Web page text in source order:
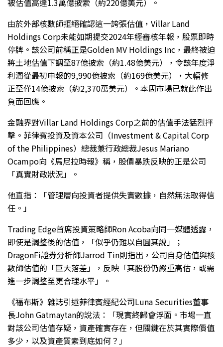
被估值高達1.3萬億披索（約220億美元）。
由於外部核數師拒絕確認這一誇張估值，Villar Land
Holdings Corp未能如期提交2024年經審核年報，股票即時
停牌。該公司前稱正是Golden MV Holdings Inc，最終被迫
將土地估值下調至87億披索（約1.48億美元），令該年度淨
利潤從最初申報的9,990億披索（約169億美元），大幅修
正至僅14億披索（約2,370萬美元）。本周市場已就此作出
負面回應。
金融界對Villar Land Holdings Corp之前的估值手法猛烈抨
擊。菲律賓投資及資本公司（Investment & Capital Corp
of the Philippines）總裁兼行政總裁Jesus Mariano
Ocampo向《馬尼拉時報》稱，股價暴跌反映的正是公司
「真實財政狀況」。
他直指：「管理層向投資者提供失實數據，自然無法取得信
任。」
Trading Edge首席投資策略師Ron Acoba向同一媒體透露，
即使是調整後的估值，「似乎仍難以自圓其說」；
DragonFi證券分析師Jarrod Tin則指出，公司自身估值與核
數師估值的「巨大落差」，反映「其股份仍嚴重高估，或需
進一步調整至更合理水平」。
《福布斯》雜誌引述菲律賓經紀公司Luna Securities董事
長John Gatmaytan的說法：「現實終歸會浮面。市場一直
對該公司估值存疑，資產確實存在，但關鍵在於其實際價值
多少，以及資產質素到底如何？」